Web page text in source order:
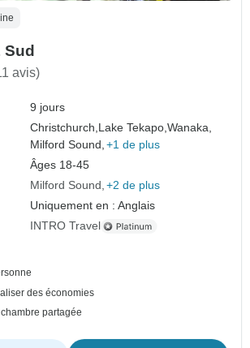
avis)
9 jours
Christchurch, Lake Tekapo,Wanaka,
Milford Sound, +1 de plus
Âges 18-45
Milford Sound +2 de plus
Uniquement en : Anglais
INTRO Travel
des économies
partagée